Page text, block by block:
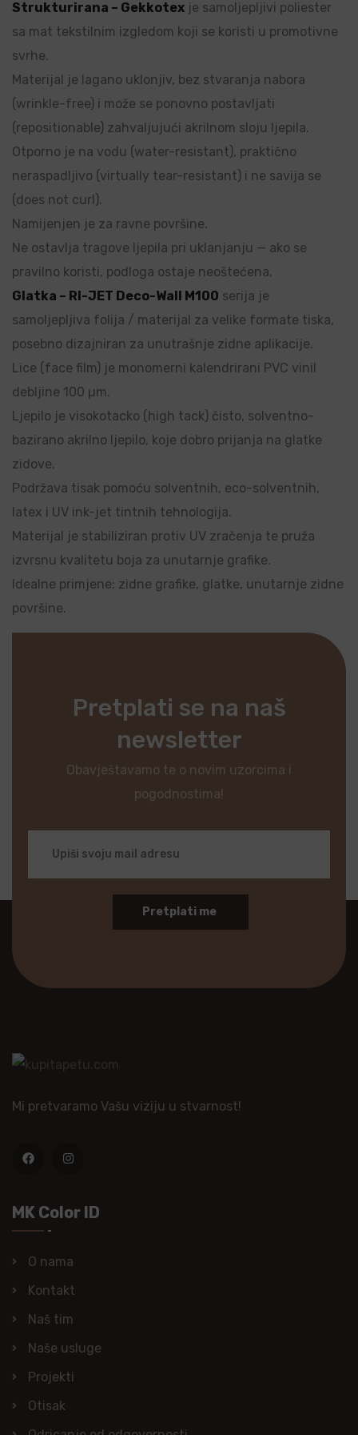
Strukturirana – Gekkotex je samoljepljivi poliester
sa mat tekstilnim izgledom koji se koristi u promotivne
svrhe.
Materijal je lagano uklonjiv, bez stvaranja nabora
(wrinkle-free) i može se ponovno postavljati
(repositionable) zahvaljujući akrilnom sloju ljepila.
Otporno je na vodu (water-resistant), praktično
neraspadljivo (virtually tear-resistant) i ne savija se
(does not curl).
Namijenjen je za ravne površine.
Ne ostavlja tragove ljepila pri uklanjanju — ako se
pravilno koristi, podloga ostaje neoštećena.
Glatka – RI-JET Deco-Wall M100 serija je
samoljepljiva folija / materijal za velike formate tiska,
posebno dizajniran za unutrašnje zidne aplikacije.
Lice (face film) je monomerni kalendrirani PVC vinil
debljine 100 µm.
Ljepilo je visokotacko (high tack) čisto, solventno-
bazirano akrilno ljepilo, koje dobro prijanja na glatke
zidove.
Podržava tisak pomoću solventnih, eco-solventnih,
latex i UV ink-jet tintnih tehnologija.
Materijal je stabiliziran protiv UV zračenja te pruža
izvrsnu kvalitetu boja za unutarnje grafike.
Idealne primjene: zidne grafike, glatke, unutarnje zidne
površine.
Pretplati se na naš
newsletter
Obavještavamo te o novim uzorcima i
pogodnostima!
Pretplati me
Mi pretvaramo Vašu viziju u stvarnost!
MK Color ID
O nama
Kontakt
Naš tim
Naše usluge
Projekti
Otisak